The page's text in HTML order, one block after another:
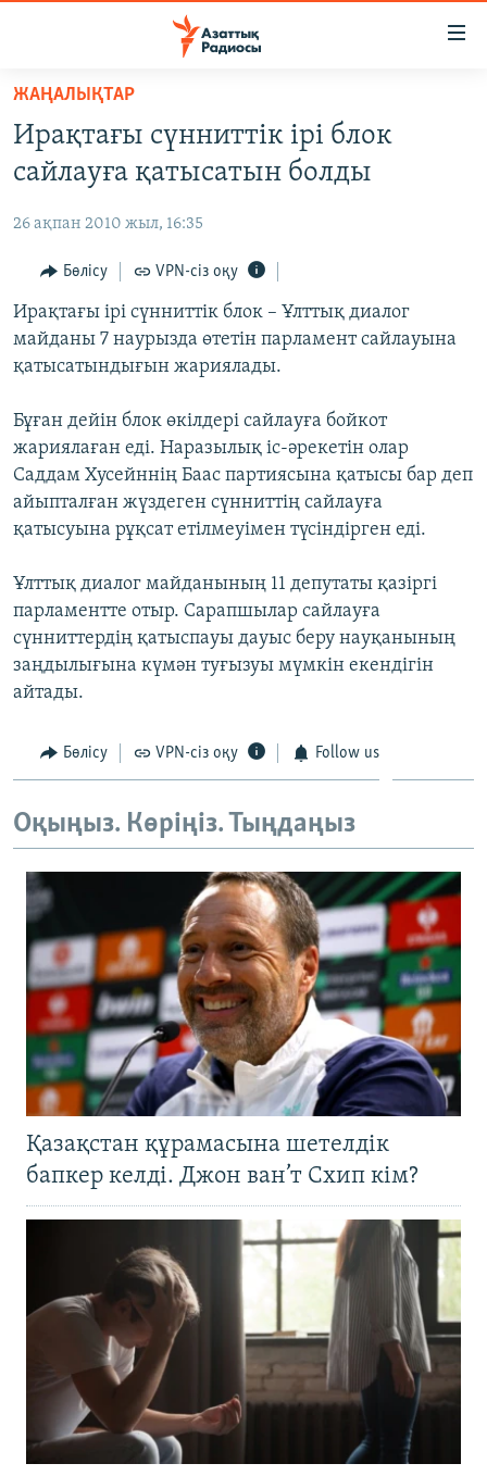
Skip
main
content
to
Navigation
Skip
to
Search
САЯСАТ
AZATTYQTV
ҚАҢТАР ОҚИҒАСЫ
АДАМ ҚҰҚЫҚТАРЫ
ӘЛЕУМЕТ
ӘЛЕМ
Русский
ЖАЗЫЛЫҢЫЗ
Басқа тілдерде
ЖАҢАЛЫҚТАР
Ирақтағы сүнниттік ірі блок
сайлауға қатысатын болды
26 ақпан 2010 жыл, 16:35
Бөлісу VPN-сіз оқу
Ирақтағы ірі сүнниттік блок – Ұлттық диалог
майданы 7 наурызда өтетін парламент сайлауына
қатысатындығын жариялады.
Бұған дейін блок өкілдері сайлауға бойкот
жариялаған еді. Наразылық іс-әрекетін олар
Саддам Хусейннің Баас партиясына қатысы бар деп
айыпталған жүздеген сүнниттің сайлауға
қатысуына рұқсат етілмеуімен түсіндірген еді.
Ұлттық диалог майданының 11 депутаты қазіргі
парламентте отыр. Сарапшылар сайлауға
сүнниттердің қатыспауы дауыс беру науқанының
заңдылығына күмән туғызуы мүмкін екендігін
айтады.
Бөлісу VPN-сіз оқу Follow us
Оқыңыз. Көріңіз. Тыңдаңыз
Қазақстан құрамасына шетелдік
бапкер келді. Джон ван’т Схип кім?